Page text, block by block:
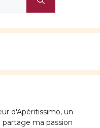
d'Apéritissimo, un
ma passion